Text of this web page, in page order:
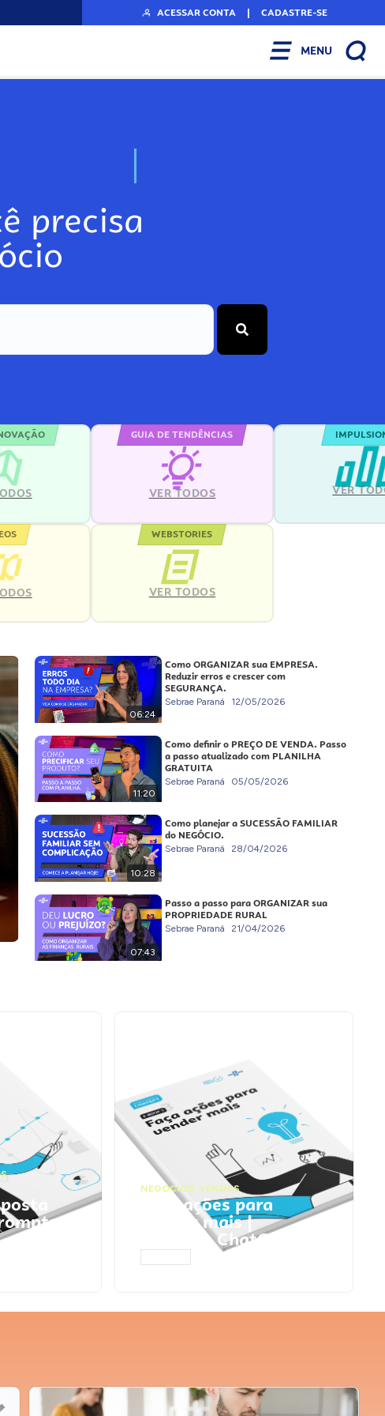
ACESSAR CONTA | CADASTRE-SE
MENU
N
precisa
GUIA DE TENDÊNCIAS
VER TODOS VER
WEBSTORIES
VER TODOS
06:24
Como ORGANIZAR sua EMPRESA.
Reduzir erros e crescer com
SEGURANÇA.
Sebrae Paraná 12/05/2026
11:20
Como definir o PREÇO DE VENDA. Passo
a passo atualizado com PLANILHA
GRATUITA
Sebrae Paraná 05/05/2026
10:28
Como planejar a SUCESSÃO FAMILIAR
do NEGÓCIO.
Sebrae Paraná 28/04/2026
07:43
Passo a passo para ORGANIZAR sua
PROPRIEDADE RURAL
Sebrae Paraná 21/04/2026
NEGÓCIOS, VENDAS
Faça ações para
vender mais |
Prompts ChatGPT